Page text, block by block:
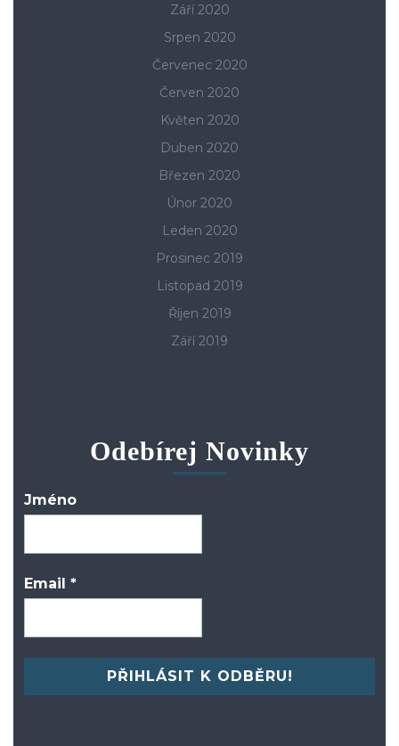
Září 2020
Srpen 2020
Červenec 2020
Červen 2020
Květen 2020
Duben 2020
Březen 2020
Únor 2020
Leden 2020
Prosinec 2019
Listopad 2019
Říjen 2019
Září 2019
Odebírej Novinky
Jméno
Email *